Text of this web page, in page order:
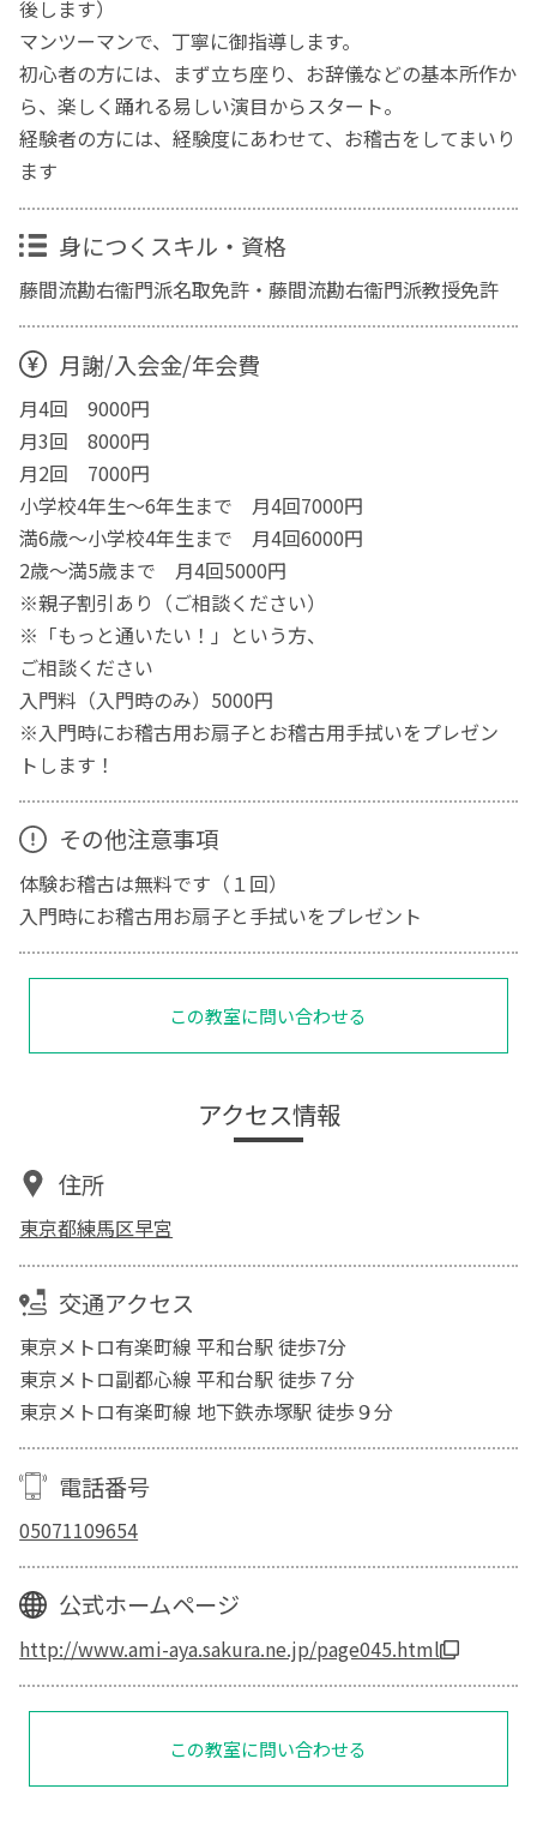
後します）
マンツーマンで、丁寧に御指導します。
初心者の方には、まず立ち座り、お辞儀などの基本所作か
ら、楽しく踊れる易しい演目からスタート。
経験者の方には、経験度にあわせて、お稽古をしてまいり
ます
身につくスキル・資格
藤間流勘右衞門派名取免許・藤間流勘右衞門派教授免許
月謝/入会金/年会費
月4回 9000円
月3回 8000円
月2回 7000円
小学校4年生〜6年生まで 月4回7000円
満6歳〜小学校4年生まで 月4回6000円
2歳〜満5歳まで 月4回5000円
※親子割引あり（ご相談ください）
※「もっと通いたい！」という方、
ご相談ください
入門料（入門時のみ）5000円
※入門時にお稽古用お扇子とお稽古用手拭いをプレゼン
トします！
その他注意事項
体験お稽古は無料です（１回）
入門時にお稽古用お扇子と手拭いをプレゼント
この教室に問い合わせる
アクセス情報
住所
東京都練馬区早宮
交通アクセス
東京メトロ有楽町線 平和台駅 徒歩7分
東京メトロ副都心線 平和台駅 徒歩７分
東京メトロ有楽町線 地下鉄赤塚駅 徒歩９分
電話番号
05071109654
公式ホームページ
http://www.ami-aya.sakura.ne.jp/page045.html
この教室に問い合わせる